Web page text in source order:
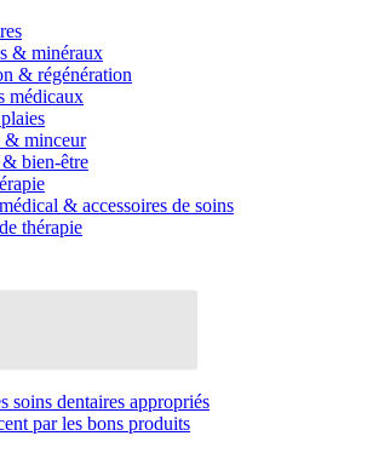
& minéraux
& régénération
médicaux
minceur
& bien-être
& accessoires de soins
thérapie
soins dentaires appropriés
par les bons produits